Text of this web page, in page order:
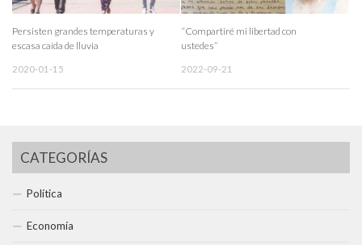
Persisten grandes temperaturas y
escasa caída de lluvia
2020-01-15
“Compartiré mi libertad con
ustedes”
2022-09-21
CATEGORÍAS
Política
Economía